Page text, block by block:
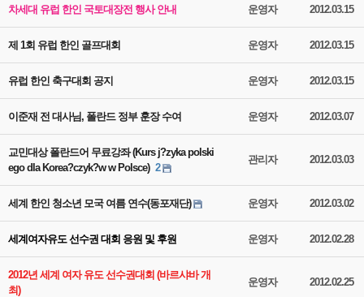
차세대 유럽 한인 국토대장전 행사 안내 운영자 2012.03.15
제 1회 유럽 한인 골프대회 운영자 2012.03.15
유럽 한인 축구대회 공지 운영자 2012.03.15
이준재 전 대사님, 폴란드 정부 훈장 수여 운영자 2012.03.07
교민대상 폴란드어 무료강좌 (Kurs j?zyka polski
ego dla Korea?czyk?w w Polsce) 2
관리자 2012.03.03
세계 한인 청소년 모국 여름 연수(동포재단) 운영자 2012.03.02
세계여자유도 선수권 대회 응원 및 후원 운영자 2012.02.28
2012년 세계 여자 유도 선수권대회 (바르샤바 개
최)
운영자 2012.02.25